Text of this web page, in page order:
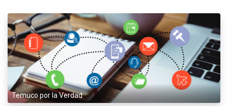
Temuco por la Verdad